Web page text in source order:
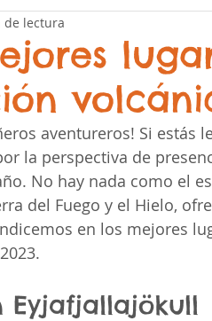
de lectura
aventureros! Si
la perspectiva de
No hay nada como el
del Fuego y el Hielo,
en los mejores
Eyjafjallajökull